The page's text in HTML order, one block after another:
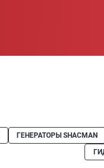
ГЕНЕРАТОРЫ SHACMAN